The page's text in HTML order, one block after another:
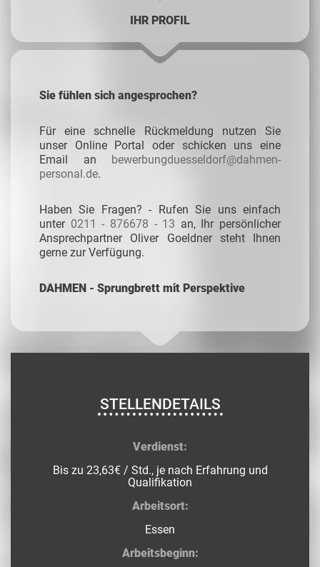
IHR PROFIL
Sie fühlen sich angesprochen?
Für eine schnelle Rückmeldung nutzen Sie
unser Online Portal oder schicken uns eine
Email an bewerbungduesseldorf@dahmen-
personal.de.
Haben Sie Fragen? - Rufen Sie uns einfach
unter 0211 - 876678 - 13 an, Ihr persönlicher
Ansprechpartner Oliver Goeldner steht Ihnen
gerne zur Verfügung.
DAHMEN - Sprungbrett mit Perspektive
STELLENDETAILS
Verdienst:
Bis zu 23,63€ / Std., je nach Erfahrung und
Qualifikation
Arbeitsort:
Essen
Arbeitsbeginn: